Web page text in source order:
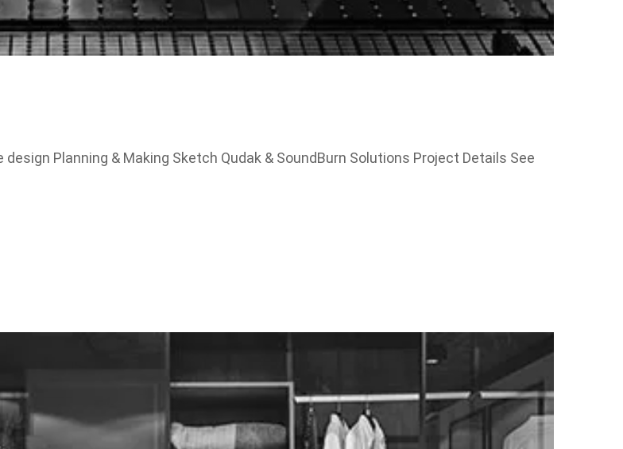
Planning & Making Sketch Qudak & SoundBurn Solutions Project Details See